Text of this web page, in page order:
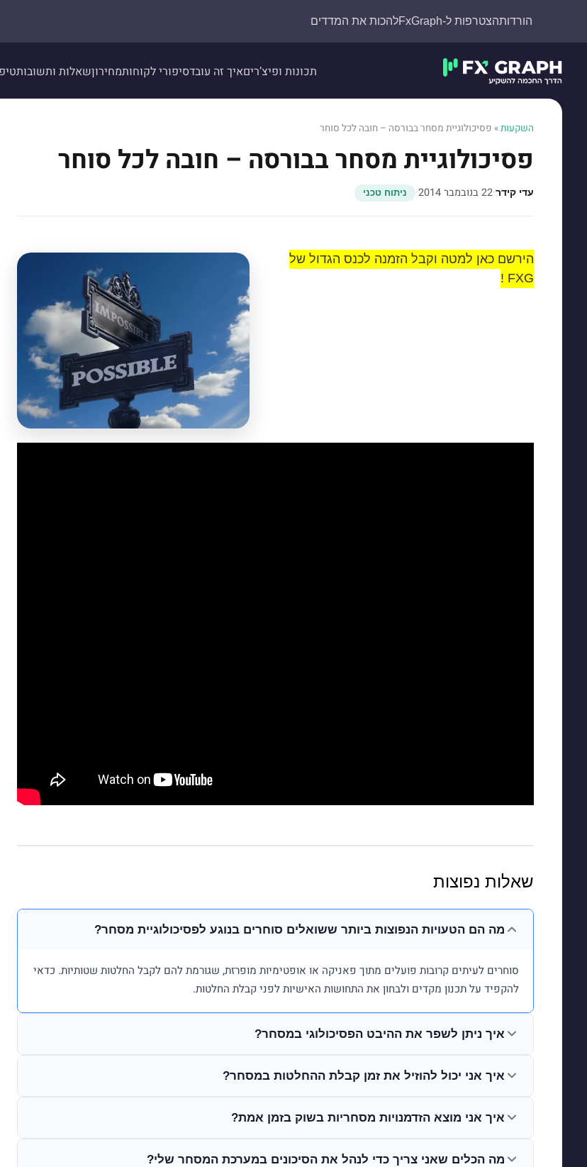
הורדותהצטרפות ל-FxGraph להכות את המדדים
תכונות ופיצ’ריםאיך זה עובדסיפורי לקוחותמחירוןשאלות ותשובות
השקעות» פסיכולוגיית מסחר בבורסה – חובה לכל סוחר
פסיכולוגיית מסחר בבורסה – חובה לכל סוחר
עדי קידר·22 בנובמבר 2014 · ניתוח טכני
הירשם כאן למטה וקבל הזמנה לכנס הגדול של
FXG !
שאלות נפוצות
מה הם הטעויות הנפוצות ביותר ששואלים סוחרים בנוגע לפסיכולוגיית מסחר?
סוחרים לעיתים קרובות פועלים מתוך פאניקה או אופטימיות מופרזת, שגורמת להם לקבל החלטות שטותיות. כדאי
להקפיד על תכנון מקדים ולבחון את התחושות האישיות לפני קבלת החלטות.
איך ניתן לשפר את ההיבט הפסיכולוגי במסחר?
איך אני יכול להוזיל את זמן קבלת ההחלטות במסחר?
איך אני מוצא הזדמנויות מסחריות בשוק בזמן אמת?
מה הכלים שאני צריך כדי לנהל את הסיכונים במערכת המסחר שלי?